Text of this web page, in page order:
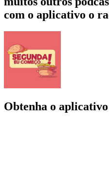
com o aplicativo o
Obtenha o